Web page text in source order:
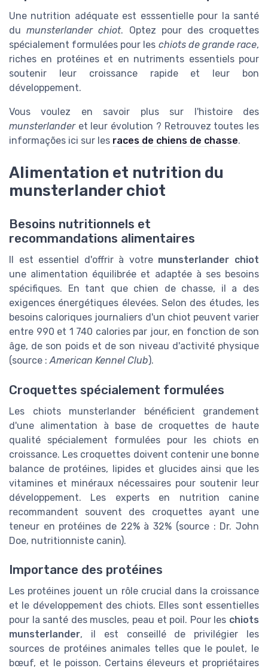
Une nutrition adéquate est esssentielle pour la santé
dumunsterlander chiot. Optez pour des croquettes
spécialement formulées pour les chiots de grande race,
riches en protéines et en nutriments essentiels pour
soutenir leur croissance rapide et leur bon
développement.
Vous voulez en savoir plus sur l'histoire des
munsterlanderet leur évolution ? Retrouvez toutes les
informações ici sur les races de chiens de chasse.
Alimentation et nutrition du
munsterlander chiot
Besoins nutritionnels et
recommandations alimentaires
Il est essentiel d'offrir à votre munsterlander chiot
une alimentation équilibrée et adaptée à ses besoins
spécifiques. En tant que chien de chasse, il a des
exigences énergétiques élevées. Selon des études, les
besoins caloriques journaliers d'un chiot peuvent varier
entre 990 et 1 740 calories par jour, en fonction de son
âge, de son poids et de son niveau d'activité physique
(source :American Kennel Club).
Croquettes spécialement formulées
Les chiots munsterlander bénéficient grandement
d'une alimentation à base de croquettes de haute
qualité spécialement formulées pour les chiots en
croissance. Les croquettes doivent contenir une bonne
balance de protéines, lipides et glucides ainsi que les
vitamines et minéraux nécessaires pour soutenir leur
développement. Les experts en nutrition canine
recommandent souvent des croquettes ayant une
teneur en protéines de 22% à 32% (source : Dr. John
Doe, nutritionniste canin).
Importance des protéines
Les protéines jouent un rôle crucial dans la croissance
et le développement des chiots. Elles sont essentielles
pour la santé des muscles, peau et poil. Pour les chiots
munsterlander, il est conseillé de privilégier les
sources de protéines animales telles que le poulet, le
bœuf, et le poisson. Certains éleveurs et propriétaires